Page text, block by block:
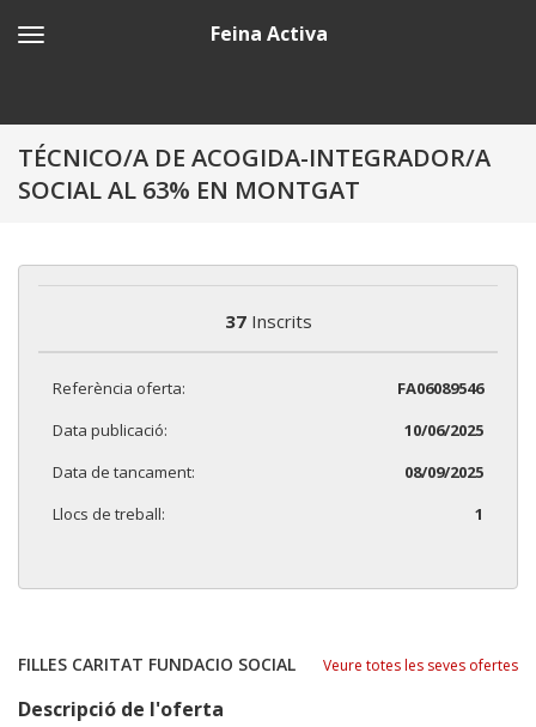
Feina Activa
TÉCNICO/A DE ACOGIDA-INTEGRADOR/A
SOCIAL AL 63% EN MONTGAT
37Inscrits
Referència oferta:
FA06089546
Data publicació:
10/06/2025
Data de tancament:
08/09/2025
Llocs de treball:
1
FILLES CARITAT FUNDACIO SOCIAL Veure totes les seves ofertes
Descripció de l'oferta